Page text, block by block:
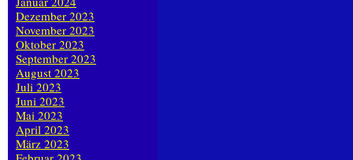
Dezember 2023
November 2023
Oktober 2023
September 2023
August 2023
Juli 2023
Juni 2023
Mai 2023
April 2023
März 2023